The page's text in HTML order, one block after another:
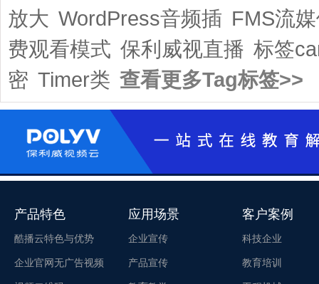
放大 WordPress音频插 FMS流
费观看模式 保利威视直播 标签
密 Timer类 查看更多Tag标签>>
产品特色
酷播云特色与优势
企业官网无广告视频
应用场景
企业宣传
产品宣传
客户案例
科技企业
教育培训